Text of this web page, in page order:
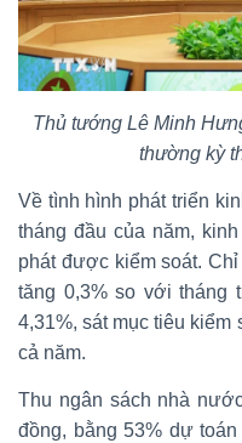
Thủ tướng Lê Minh
thường kỳ
Về tình hình phát triển
tháng đầu của năm,
phát được kiểm soát.
tăng 0,3% so với tháng
4,31%, sát mục tiêu kiểm
cả năm.
Thu ngân sách nhà
đồng, bằng 53% dự